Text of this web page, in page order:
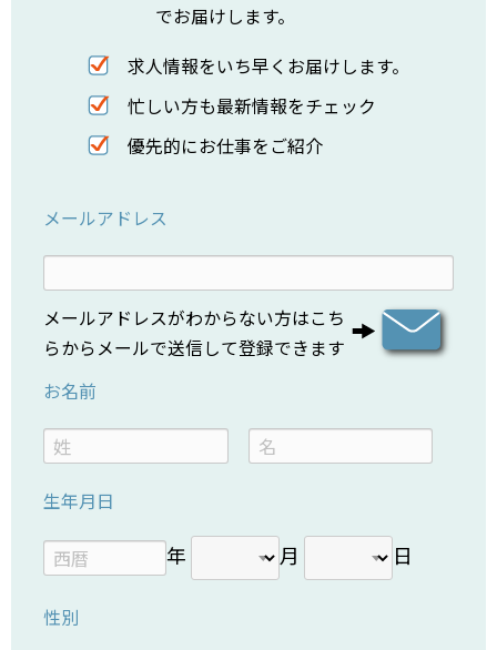
でお届けします。
求人情報をいち早くお届けします。
忙しい方も最新情報をチェック
優先的にお仕事をご紹介
メールアドレス
メールアドレスがわからない方はこち
らからメールで送信して登録できます
お名前
生年月日
年 月 日
性別